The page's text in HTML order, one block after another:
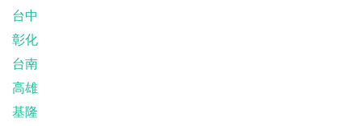
台中
彰化
台南
高雄
基隆